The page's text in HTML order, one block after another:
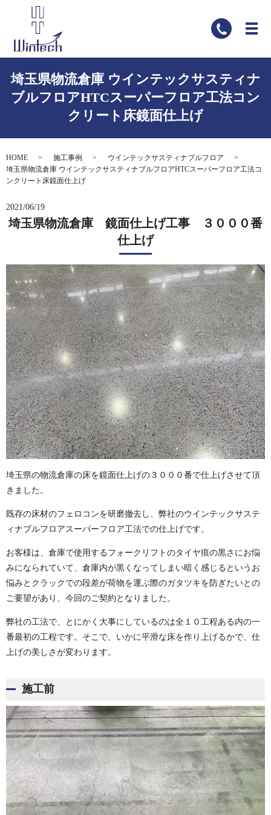
埼玉県物流倉庫 ウインテックサスティナ
ブルフロアHTCスーパーフロア工法コン
クリート床鏡面仕上げ
HOME 施工事例
ウインテックサスティナブルフロア
埼玉県物流倉庫 ウインテックサスティナブルフロアHTCスーパーフロア工法コ
ンクリート床鏡面仕上げ
2021/06/19
埼玉県物流倉庫 鏡面仕上げ工事 ３０００番
仕上げ
埼玉県の物流倉庫の床を鏡面仕上げの３０００番で仕上げさせて頂
きました。
既存の床材のフェロコンを研磨撤去し、弊社のウインテックサステ
ィナブルフロアスーパーフロア工法での仕上げです。
お客様は、倉庫で使用するフォークリフトのタイヤ痕の黒さにお悩
みになられていて、倉庫内が黒くなってしまい暗く感じるというお
悩みとクラックでの段差が荷物を運ぶ際のガタツキを防ぎたいとの
ご要望があり、今回のご契約となりました。
弊社の工法で、とにかく大事にしているのは全１０工程ある内の一
番最初の工程です。そこで、いかに平滑な床を作り上げるかで、仕
上げの美しさが変わります。
施工前